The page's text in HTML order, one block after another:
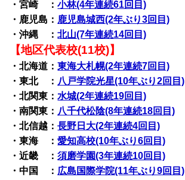
・宮崎 ：小林(4年連続61回目)
・鹿児島： 鹿児島城西(2年ぶり3回目)
・沖縄 ：北山(7年連続14回目)
【地区代表校(11校)】
・北海道：東海大札幌(2年連続7回目)
・東北 ： 八戸学院光星(10年ぶり2回目)
・北関東：水城(2年連続19回目)
・南関東： 八千代松陰(8年連続18回目)
・北信越：長野日大(2年連続4回目)
・東海 ：愛知高校(10年ぶり6回目)
・近畿 ：須磨学園(3年連続10回目)
・中国 ： 広島国際学院(11年ぶり9回目)